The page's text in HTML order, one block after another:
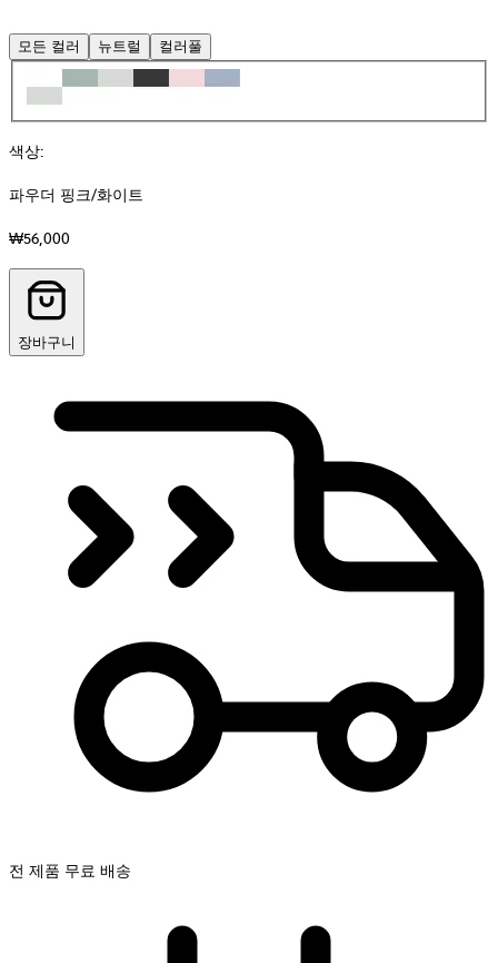
모든 컬러 뉴트럴 컬러풀
색상:
파우더 핑크/화이트
₩56,000
장바구니
전 제품 무료 배송